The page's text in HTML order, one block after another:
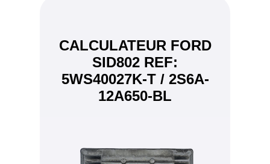
CALCULATEUR FORD
SID802 REF:
5WS40027K-T / 2S6A-
12A650-BL